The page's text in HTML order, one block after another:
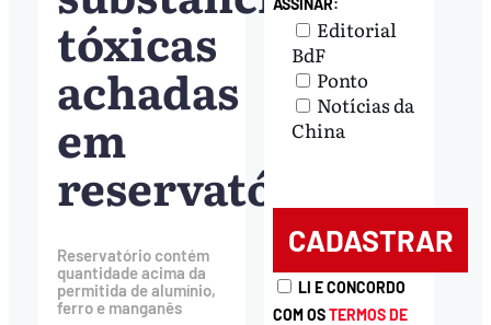
tóxicas
achadas
em
reservatório
Reservatório contém
quantidade acima da
permitida de alumínio,
ferro e manganês
Editorial
BdF
Ponto
Notícias da
China
LI E CONCORDO
COM OSTERMOS DE